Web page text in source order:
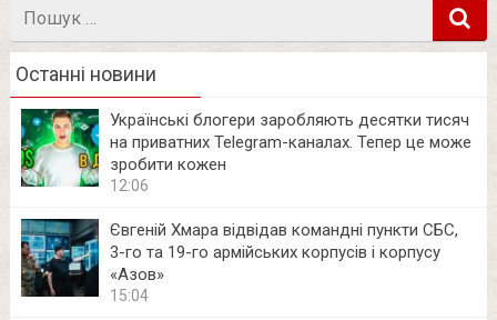
Останні новини
Українські блогери заробляють десятки тисяч
на приватних Telegram-каналах. Тепер це може
зробити кожен
12:06
Євгеній Хмара відвідав командні пункти СБС,
3-го та 19-го армійських корпусів і корпусу
«Азов»
15:04